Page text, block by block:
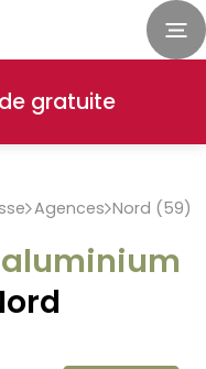
gratuite
Agences Nord (59)